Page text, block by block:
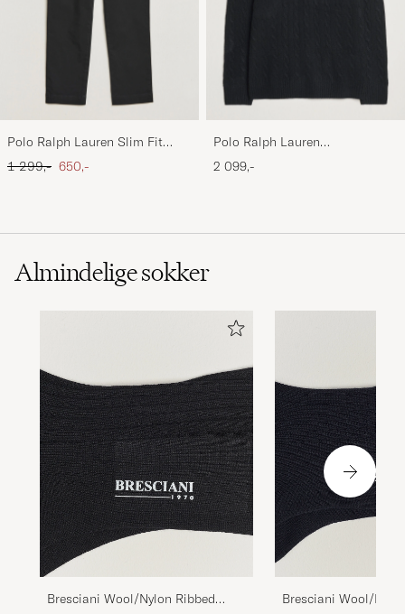
Polo Ralph Lauren Slim Fit
Stretch Chinos Black
Ordinary pris
1 299,- Nedsat pris
650,-
Polo Ralph Lauren
Wool/Cashmere Cable Half Zip
Polo Black
2 099,-
Almindelige sokker
Bresciani Wool/Nylon Ribbed
Bresciani Wool/